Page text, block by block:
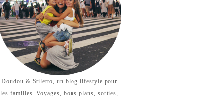
Doudou & Stiletto, un blog lifestyle pour
les familles. Voyages, bons plans, sorties,